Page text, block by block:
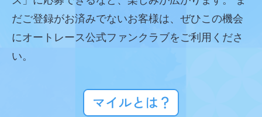
だご登録がお済みでないお客様は、ぜひこの機会
にオートレース公式ファンクラブをご利用くださ
い。